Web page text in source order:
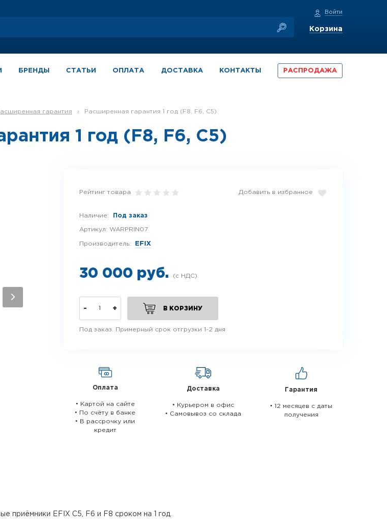
Корзина
Войти
БРЕНДЫ СТАТЬИ ОПЛАТА ДОСТАВКА КОНТАКТЫ РАСПРОДАЖА
Расширенная гарантия › Расширенная гарантия 1 год (F8, F6, С5)
1 год (F8, F6, С5)
Рейтинг товара Добавить в избранное
Наличие: Под заказ
Артикул: WARPRIN07
Производитель: EFIX
30 000 руб.
- + В КОРЗИНУ
Под заказ. Примерный срок отгрузки 1-2 дня
Оплата
• Картой на сайте
• По счёту в банке
• В рассрочку или
кредит
Доставка
• Курьером в офис
• Самовывоз со склада
Гарантия
• 12 месяцев c даты
получения
приёмники EFIX C5, F6 и F8 сроком на 1 год.